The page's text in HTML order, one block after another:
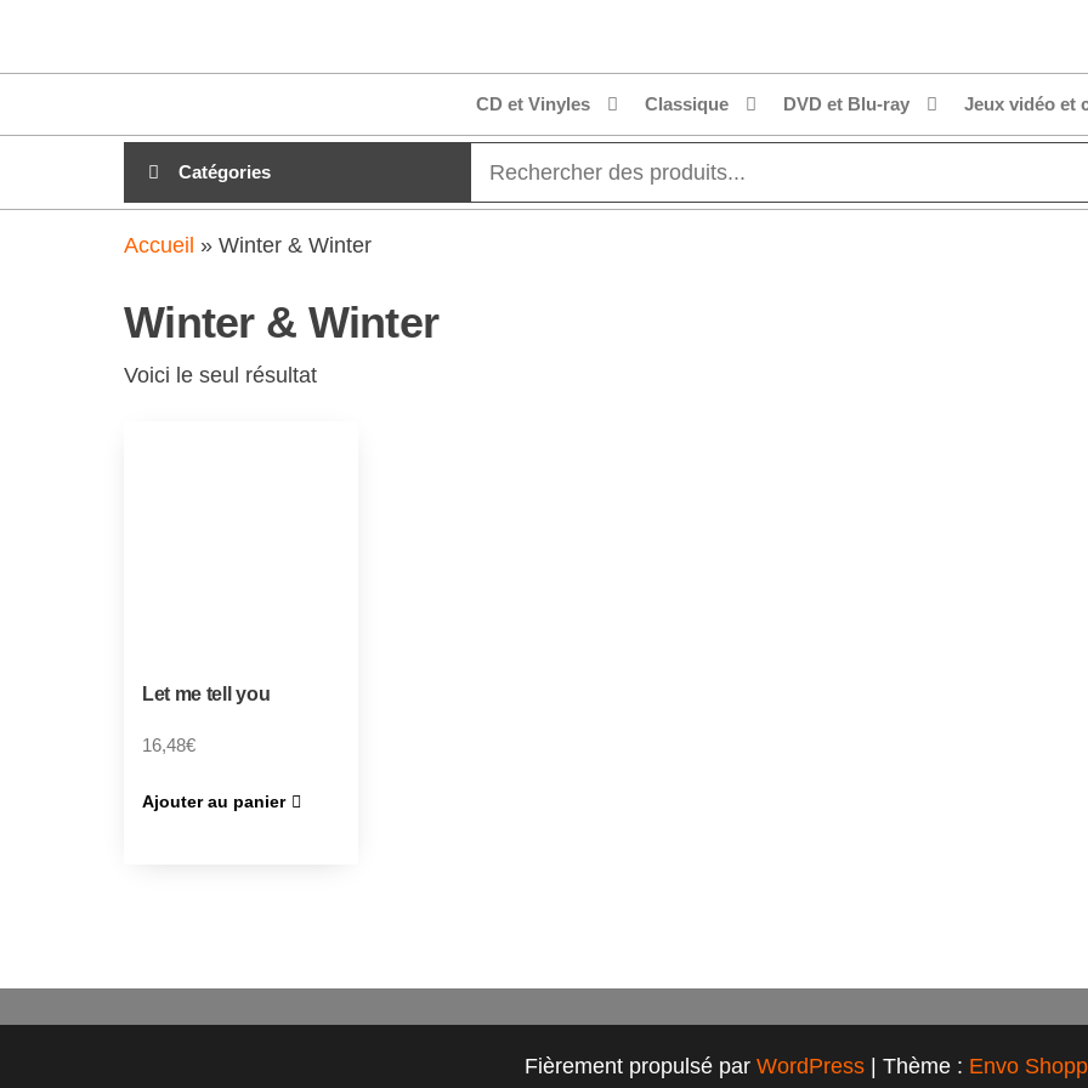
clubdial.fr
CD et Vinyles Classique DVD et Blu-ray Jeux vidéo et
Catégories
Accueil » Winter & Winter
Winter & Winter
Voici le seul résultat
Let me tell you
16,48€
Ajouter au panier
Fièrement propulsé par WordPress | Thème : Envo